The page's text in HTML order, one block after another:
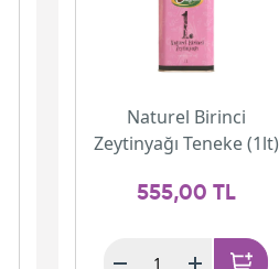
Naturel Birinci
Zeytinyağı Teneke (1lt)
555,00 TL